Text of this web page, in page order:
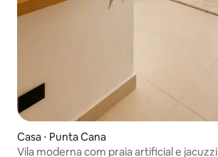
Casa ⋅ Punta Cana
Vila moderna com praia artificial e jacuzzi